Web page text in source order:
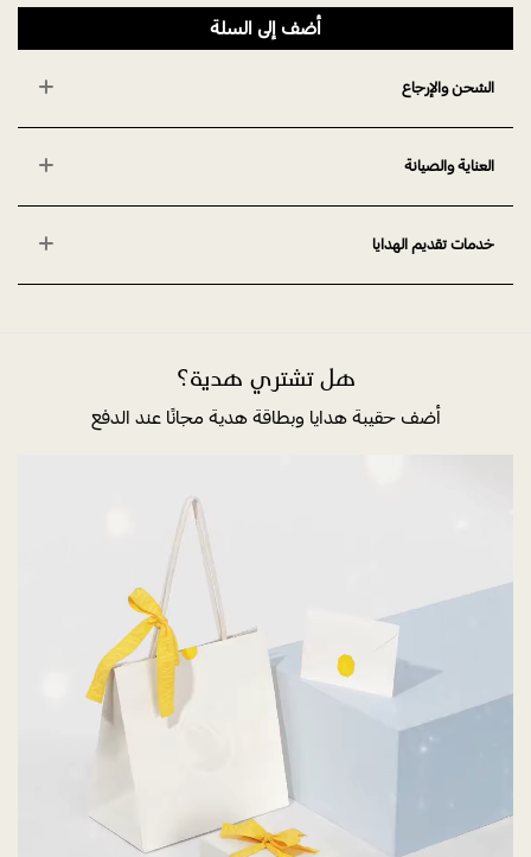
أضف إلى السلة
الشحن والإرجاع
العناية والصيانة
خدمات تقديم الهدايا
هل تشتري هدية؟
أضف حقيبة هدايا وبطاقة هدية مجانًا عند الدفع